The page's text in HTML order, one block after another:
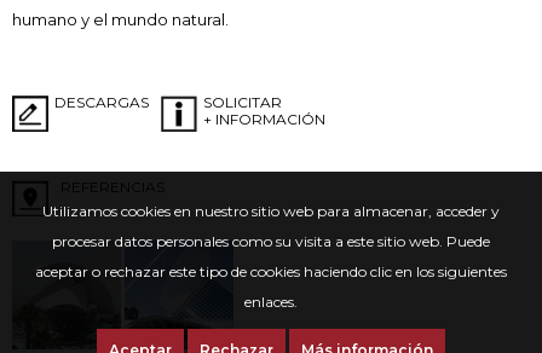
Utilizamos cookies en nuestro sitio web para almacenar, acceder y
procesar datos personales como su visita a este sitio web. Puede
aceptar o rechazar este tipo de cookies haciendo clic en los siguientes
enlaces.
humano y el mundo natural.
DESCARGAS
SOLICITAR
+ INFORMACIÓN
REFERENCIAS